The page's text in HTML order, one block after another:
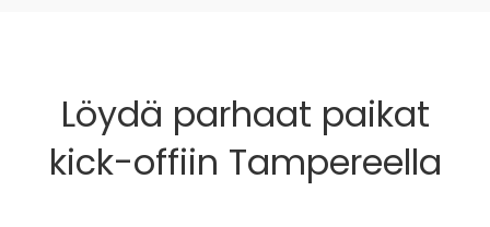
Löydä parhaat paikat
kick-offiin Tampereella